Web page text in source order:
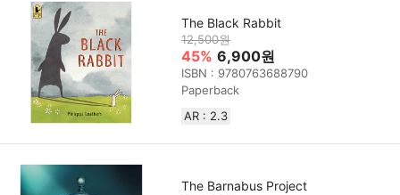
The Black Rabbit
12,500원
45% 6,900원
ISBN : 9780763688790
Paperback
AR : 2.3
The Barnabus Project